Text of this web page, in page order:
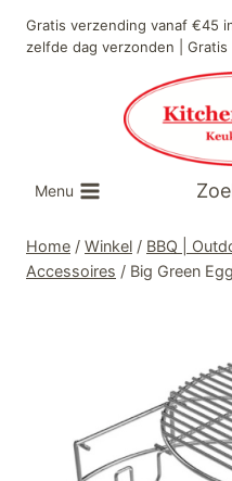
naar
Gratis verzending vanaf €45
zelfde dag verzonden | Gratis
Menu
Home / Winkel / BBQ |
Accessoires / Big Green